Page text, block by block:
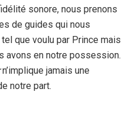
sonore, nous prenons
de guides qui nous
que voulu par Prince mais
avons en notre possession.
n’implique jamais une
notre part.